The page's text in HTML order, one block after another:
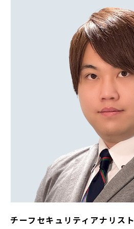
チーフセキュリティアナリスト